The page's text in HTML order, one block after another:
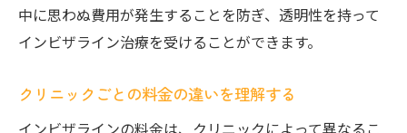
料金透明性が患者に与える影響とは
選択肢を増やすための情報収集の重要性
由
中に思わぬ費用が発生することを防ぎ、透明性を持って
インビザライン治療を受けることができます。
クリニックごとの料金の違いを理解する
インビザラインの料金は、クリニックによって異なるこ